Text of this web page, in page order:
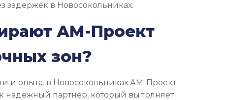
задержек в Новосокольниках.
АМ-Проект
зон?
и опыта. в Новосокольниках АМ-Проект
надёжный партнёр, который выполняет